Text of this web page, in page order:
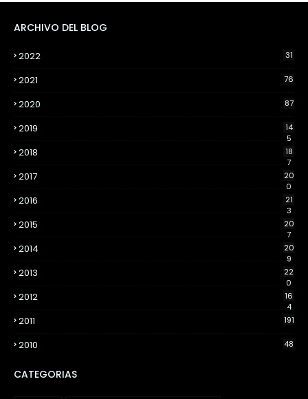
ARCHIVO DEL BLOG
2022 31
2021 76
2020 87
2019
14
5
2018
18
7
2017
20
0
2016
21
3
2015
20
7
2014
20
9
2013
22
0
2012
16
4
2011 191
2010 48
CATEGORIAS